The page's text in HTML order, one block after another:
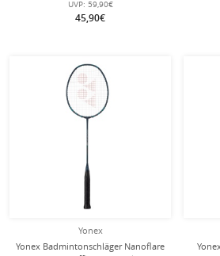
UVP: 59,90€
45,90€
Yonex
Yonex Badmintonschläger Nanoflare